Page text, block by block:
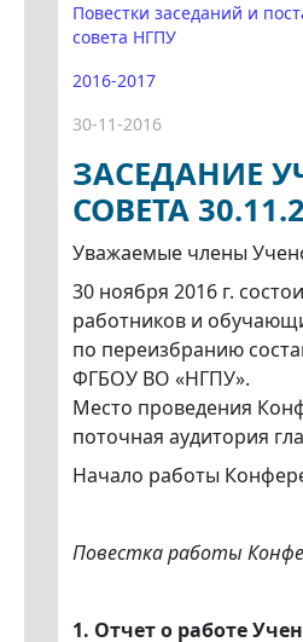
Повестки заседаний и
совета НГПУ
2016-2017
30-11-2016
ЗАСЕДАНИЕ
СОВЕТА
Уважаемые члены
30 ноября 2016 г.
работников и
по переизбранию
ФГБОУ ВО «НГПУ».
Место проведения
поточная аудитория
Начало работы
Повестка работы
1. Отчет о работе